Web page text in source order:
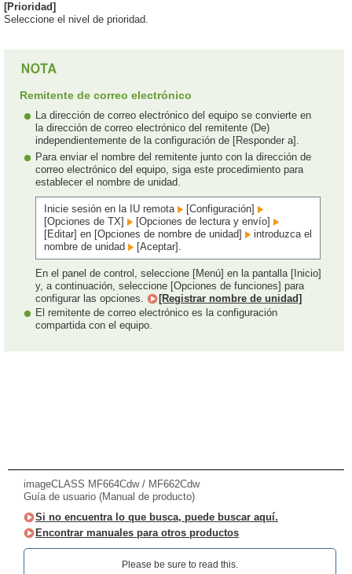
[Prioridad]
Seleccione el nivel de prioridad.
Remitente de correo electrónico
La dirección de correo electrónico del equipo se convierte en
la dirección de correo electrónico del remitente (De)
independientemente de la configuración de [Responder a].
Para enviar el nombre del remitente junto con la dirección de
correo electrónico del equipo, siga este procedimiento para
establecer el nombre de unidad.
Inicie sesión en la IU remota
[Configuración]
[Opciones de TX]
[Opciones de lectura y envío]
[Editar] en [Opciones de nombre de unidad]
introduzca el
nombre de unidad
[Aceptar].
En el panel de control, seleccione [Menú] en la pantalla [Inicio]
y, a continuación, seleccione [Opciones de funciones] para
configurar las opciones.
[Registrar nombre de unidad]
El remitente de correo electrónico es la configuración
compartida con el equipo.
imageCLASS MF664Cdw / MF662Cdw
Guía de usuario (Manual de producto)
Si no encuentra lo que busca, puede buscar aquí.
Encontrar manuales para otros productos
Please be sure to read this.‎